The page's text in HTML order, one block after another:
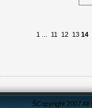
1 11 12 13 14
ŠCopyright 2007 All